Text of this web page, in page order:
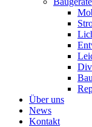
Über uns
News
Kontakt